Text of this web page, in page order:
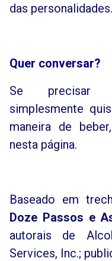
das personalidades.
Quer conversar?
Se
simplesmente
maneira de
nesta página.
Baseado em
Doze Passos e
autorais de
Services, Inc.;